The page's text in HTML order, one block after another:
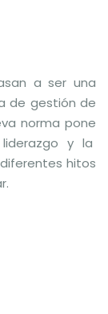
a ser una
de gestión de
norma pone
y la
hitos